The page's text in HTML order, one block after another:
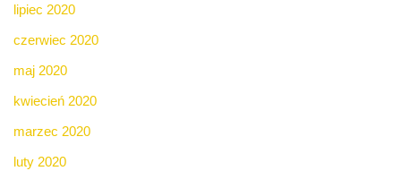
lipiec 2020
czerwiec 2020
maj 2020
kwiecień 2020
marzec 2020
luty 2020